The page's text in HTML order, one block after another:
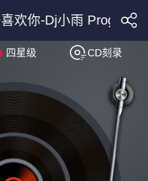
搜索
欢你-Dj小雨
四星级 CD刻录